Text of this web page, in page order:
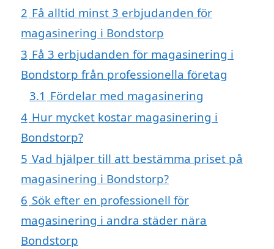
2 Få alltid minst 3 erbjudanden för
magasinering i Bondstorp
3 Få 3 erbjudanden för magasinering i
Bondstorp från professionella företag
3.1 Fördelar med magasinering
4 Hur mycket kostar magasinering i
Bondstorp?
5 Vad hjälper till att bestämma priset på
magasinering i Bondstorp?
6 Sök efter en professionell för
magasinering i andra städer nära
Bondstorp